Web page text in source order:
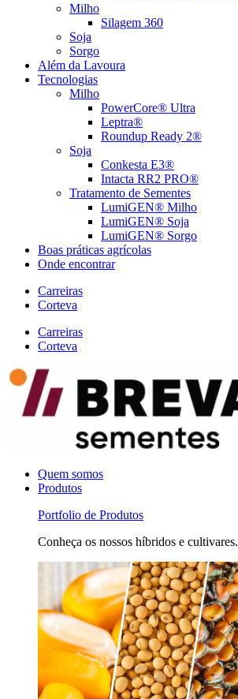
Milho
Silagem 360
Soja
Sorgo
Além da Lavoura
Tecnologias
Milho
PowerCore® Ultra
Leptra®
Roundup Ready 2®
Soja
Conkesta E3®
Intacta RR2 PRO®
Tratamento de Sementes
LumiGEN® Milho
LumiGEN® Soja
LumiGEN® Sorgo
Boas práticas agrícolas
Onde encontrar
Carreiras
Corteva
Carreiras
Corteva
Quem somos
Produtos
Portfolio de Produtos
Conheça os nossos híbridos e cultivares.